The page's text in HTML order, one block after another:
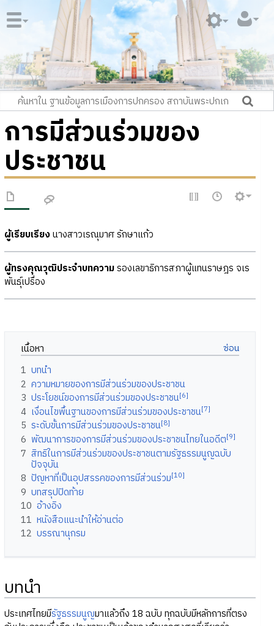
การมีส่วนร่วมของ
ประชาชน
ผู้เรียบเรียงนางสาวเรณุมาศ รักษาแก้ว
ผู้ทรงคุณวุฒิประจำบทความรองเลขาธิการสภาผู้แทนราษฎร จเร
พันธุ์เปรื่อง
เนื้อหา
1 บทนำ
2 ความหมายของการมีส่วนร่วมของประชาชน
3 ประโยชน์ของการมีส่วนร่วมของประชาชน[6]
4 เงื่อนไขพื้นฐานของการมีส่วนร่วมของประชาชน[7]
5 ระดับขั้นการมีส่วนร่วมของประชาชน[8]
6 พัฒนาการของการมีส่วนร่วมของประชาชนไทยในอดีต[9]
7 สิทธิในการมีส่วนร่วมของประชาชนตามรัฐธรรมนูญฉบับ
ปัจจุบัน
8 ปัญหาที่เป็นอุปสรรคของการมีส่วนร่วม[10]
9 บทสรุปปิดท้าย
10 อ้างอิง
11 หนังสือแนะนำให้อ่านต่อ
12 บรรณานุกรม
บทนำ
ประเทศไทยมีรัฐธรรมนูญมาแล้วถึง 18 ฉบับ ทุกฉบับมีหลักการที่ตรง